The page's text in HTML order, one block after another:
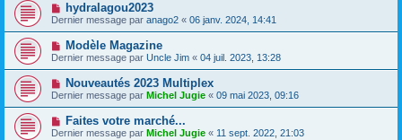
hydralagou2023
Dernier message par anago2 « 06 janv. 2024, 14:41
Modèle Magazine
Dernier message par Uncle Jim « 04 juil. 2023, 13:28
Nouveautés 2023 Multiplex
Dernier message par Michel Jugie « 09 mai 2023, 09:16
Faites votre marché...
Dernier message par Michel Jugie « 11 sept. 2022, 21:03